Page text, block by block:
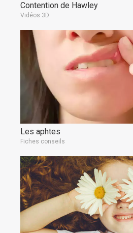
Contention de Hawley
Vidéos 3D
Les aphtes
Fiches conseils